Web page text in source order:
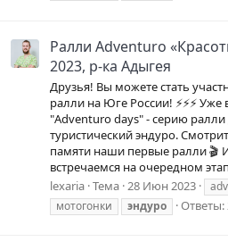
Ралли Adventuro
2023, р-ка Адыгея
Друзья! Вы можете стать
ралли на Юге России! ⚡️⚡️⚡️
"Adventuro days" - серию
туристический эндуро.
памяти наши первые ралли 🎬
встречаемся на очередном
lexaria Тема 28 Июн 2023
мотогонки
эндуро Ответы: